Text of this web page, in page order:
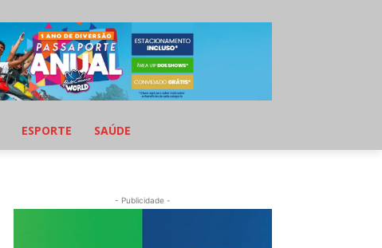
ESPORTE SAÚDE
- Publicidade -